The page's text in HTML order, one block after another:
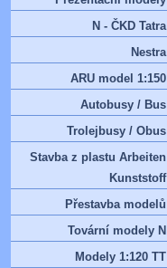
N - ČKD Tatra
Nestra
ARU model 1:150
Autobusy / Bus
Trolejbusy / Obus
Stavba z plastu Arbeiten
Kunststoff
Přestavba modelů
Tovární modely N
Modely 1:120 TT